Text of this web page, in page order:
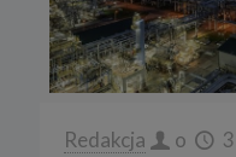
Redakcja o